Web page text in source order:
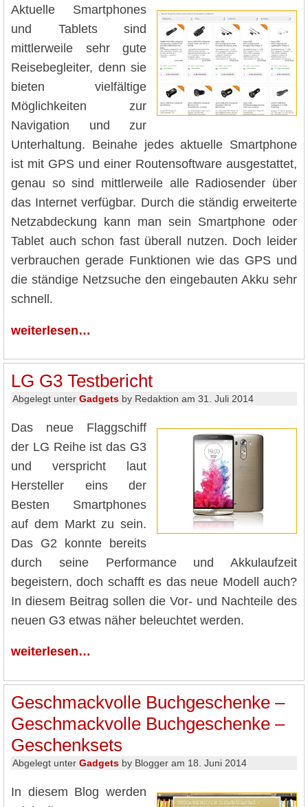
Aktuelle Smartphones
und Tablets sind
mittlerweile sehr gute
Reisebegleiter, denn sie
bieten vielfältige
Möglichkeiten zur
Navigation und zur
Unterhaltung. Beinahe jedes aktuelle Smartphone
ist mit GPS und einer Routensoftware ausgestattet,
genau so sind mittlerweile alle Radiosender über
das Internet verfügbar. Durch die ständig erweiterte
Netzabdeckung kann man sein Smartphone oder
Tablet auch schon fast überall nutzen. Doch leider
verbrauchen gerade Funktionen wie das GPS und
die ständige Netzsuche den eingebauten Akku sehr
schnell.
weiterlesen…
LG G3 Testbericht
Abgelegt unter Gadgets by Redaktion am 31. Juli 2014
Das neue Flaggschiff
der LG Reihe ist das G3
und verspricht laut
Hersteller eins der
Besten Smartphones
auf dem Markt zu sein.
Das G2 konnte bereits
durch seine Performance und Akkulaufzeit
begeistern, doch schafft es das neue Modell auch?
In diesem Beitrag sollen die Vor- und Nachteile des
neuen G3 etwas näher beleuchtet werden.
weiterlesen…
Geschmackvolle Buchgeschenke –
Geschmackvolle Buchgeschenke –
Geschenksets
Abgelegt unter Gadgets by Blogger am 18. Juni 2014
In diesem Blog werden